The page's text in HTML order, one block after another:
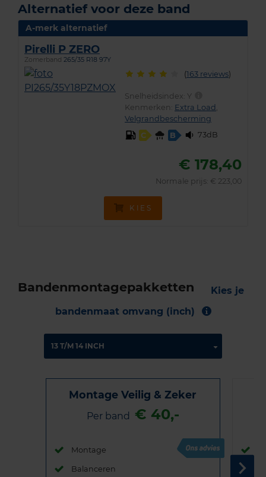
Alternatief voor deze band
A-merk alternatief
Pirelli P ZERO
Zomerband 265/35 R18 97Y
(163 reviews)
Snelheidsindex: Y
Kenmerken: Extra Load ,
Velgrandbescherming
C
B 73dB
€ 178,40
Normale prijs: € 223,00
KIES
Bandenmontagepakketten
Kies je
bandenmaat omvang (inch)
Montage Veilig & Zeker
Per band € 40,-
Montage
Balanceren